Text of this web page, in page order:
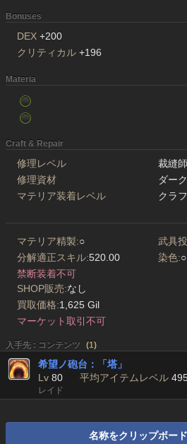
Bonuses
DEX +200
クリティカル +196
Materia
Craft & Repair
修理レベル
裁縫
修理資材
ダー
マテリア装着レベル
クラ
マテリア精製:○ 武具
分解適正スキル:520.00 染色:○
禁断装着不可
SHOP販売:なし
買取価格:1,625 Gil
マーケット取引不可
入手先 : コンテンツ (1)
希望ノ砲台：「塔」
Lv 80 平均アイテムレベル
レイド
名称をクリップボー